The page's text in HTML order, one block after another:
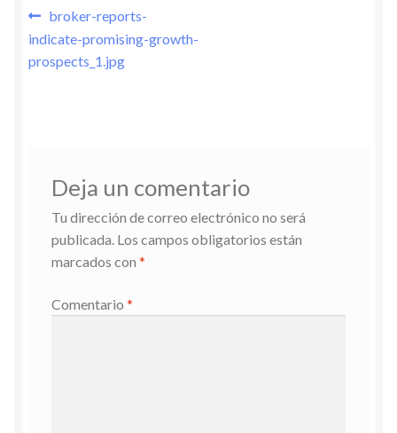
Navegación
de
Entrada
anterior:
broker-reports-
indicate-promising-growth-
prospects_1.jpg
Deja un comentario
Tu dirección de correo electrónico no será
publicada. Los campos obligatorios están
marcados con *
Comentario *